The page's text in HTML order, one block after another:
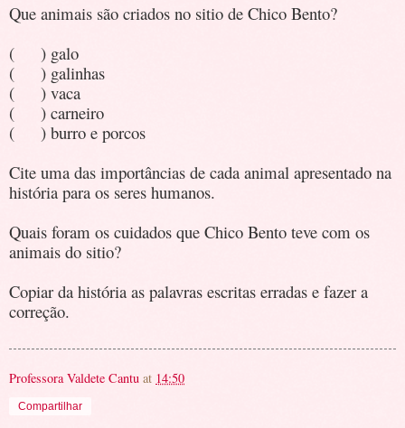
Que animais são criados no sitio de Chico Bento?
( ) galo
( ) galinhas
( ) vaca
( ) carneiro
( ) burro e porcos
Cite uma das importâncias de cada animal apresentado na
história para os seres humanos.
Quais foram os cuidados que Chico Bento teve com os
animais do sitio?
Copiar da história as palavras escritas erradas e fazer a
correção.
Professora Valdete Cantu at 14:50
Compartilhar